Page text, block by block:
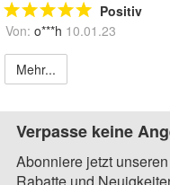
Positiv
Von: o***h 10.01.23
Mehr...
Verpasse keine
Abonniere jetzt
Rabatte und